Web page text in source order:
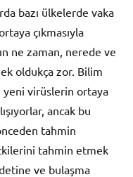
bazı ülkelerde vaka
çıkmasıyla
ne zaman, nerede ve
oldukça zor. Bilim
yeni virüslerin ortaya
ancak bu
tahmin
tahmin etmek
ve bulaşma